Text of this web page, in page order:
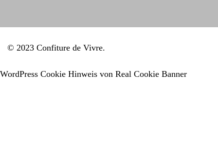
© 2023 Confiture de Vivre
WordPress Cookie Hinweis von Real Cookie Banner